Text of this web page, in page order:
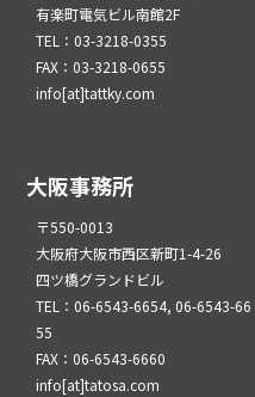
有楽町電気ビル南館2F
TEL：03-3218-0355
FAX：03-3218-0655
info[at]tattky.com
大阪事務所
〒550-0013
大阪府大阪市西区新町1-4-26
四ツ橋グランドビル
TEL：06-6543-6654, 06-6543-66
55
FAX：06-6543-6660
info[at]tatosa.com